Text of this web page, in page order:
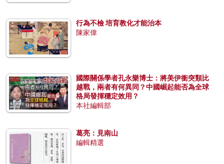
行為不檢 培育教化才能治本
陳家偉
國際關係學者孔永樂博士：將美伊衝突類比
越戰，兩者有何異同？中國崛起能否為全球
格局發揮穩定效用？
本社編輯部
葛亮：見南山
編輯精選